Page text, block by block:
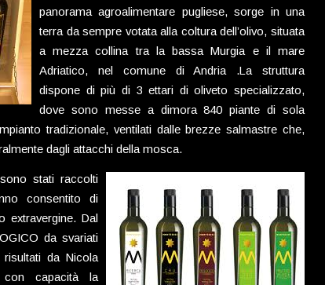
panorama agroalimentare pugliese, sorge in una
terra da sempre votata alla coltura dell’olivo, situata
a mezza collina tra la bassa Murgia e il mare
Adriatico, nel comune di Andria .La struttura
dispone di più di 3 ettari di oliveto specializzato,
dove sono messe a dimora 840 piante di sola
tradizionale, ventilati dalle brezze salmastre che,
dagli attacchi della mosca.
stati raccolti
consentito di
extravergine. Dal
da svariati
da Nicola
capacità la